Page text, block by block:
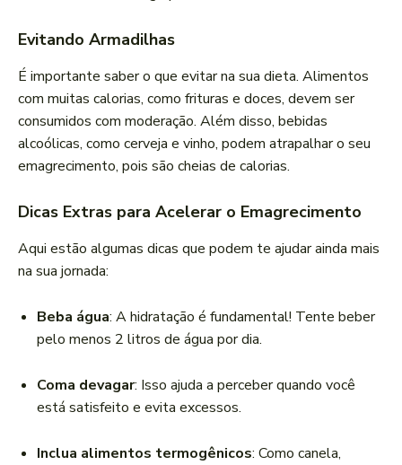
Evitando Armadilhas
É importante saber o que evitar na sua dieta. Alimentos
com muitas calorias, como frituras e doces, devem ser
consumidos com moderação. Além disso, bebidas
alcoólicas, como cerveja e vinho, podem atrapalhar o seu
emagrecimento, pois são cheias de calorias.
Dicas Extras para Acelerar o Emagrecimento
Aqui estão algumas dicas que podem te ajudar ainda mais
na sua jornada:
Beba água: A hidratação é fundamental! Tente beber
pelo menos 2 litros de água por dia.
Coma devagar: Isso ajuda a perceber quando você
está satisfeito e evita excessos.
Inclua alimentos termogênicos: Como canela,